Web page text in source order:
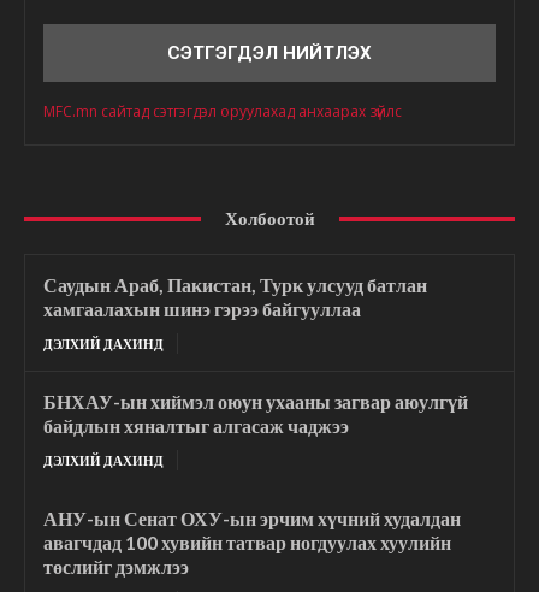
MFC.mn сайтад сэтгэгдэл оруулахад анхаарах зүйлс
Холбоотой
Саудын Араб, Пакистан, Турк улсууд батлан
хамгаалахын шинэ гэрээ байгууллаа
ДЭЛХИЙ ДАХИНД
БНХАУ-ын хиймэл оюун ухааны загвар аюулгүй
байдлын хяналтыг алгасаж чаджээ
ДЭЛХИЙ ДАХИНД
АНУ-ын Сенат ОХУ-ын эрчим хүчний худалдан
авагчдад 100 хувийн татвар ногдуулах хуулийн
төслийг дэмжлээ